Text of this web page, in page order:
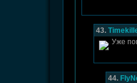
43.
Уже
44.